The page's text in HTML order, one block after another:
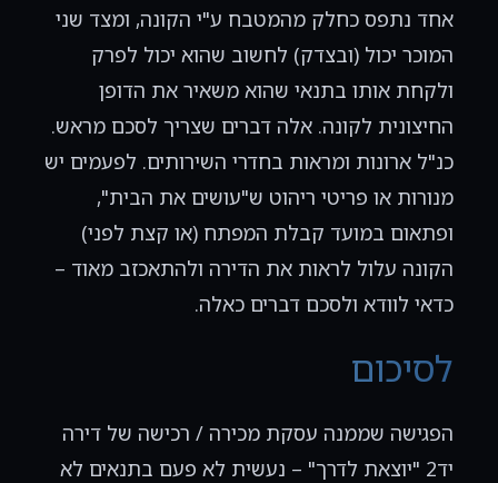
אחד נתפס כחלק מהמטבח ע"י הקונה, ומצד שני
המוכר יכול (ובצדק) לחשוב שהוא יכול לפרק
ולקחת אותו בתנאי שהוא משאיר את הדופן
החיצונית לקונה. אלה דברים שצריך לסכם מראש.
כנ"ל ארונות ומראות בחדרי השירותים. לפעמים יש
מנורות או פריטי ריהוט ש"עושים את הבית",
ופתאום במועד קבלת המפתח (או קצת לפני)
הקונה עלול לראות את הדירה ולהתאכזב מאוד –
כדאי לוודא ולסכם דברים כאלה.
לסיכום
הפגישה שממנה עסקת מכירה / רכישה של דירה
יד2 "יוצאת לדרך" – נעשית לא פעם בתנאים לא